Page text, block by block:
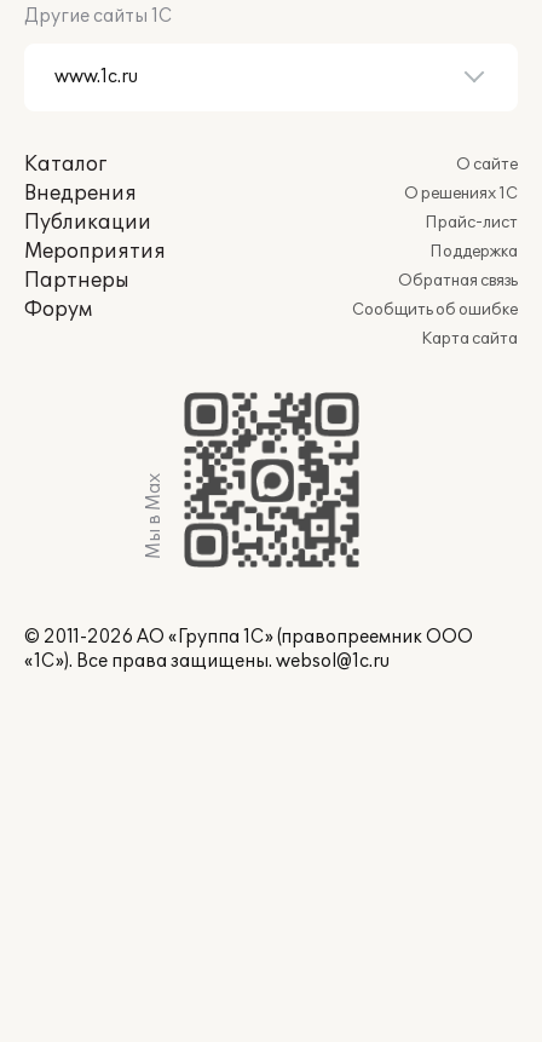
Другие сайты 1С
Каталог
Внедрения
Публикации
Мероприятия
Партнеры
Форум
О сайте
О решениях 1С
Прайс-лист
Поддержка
Обратная связь
Сообщить об ошибке
Карта сайта
Мы в Max
© 2011-2026 АО «Группа 1С» (правопреемник ООО
«1С»). Все права защищены. websol@1c.ru